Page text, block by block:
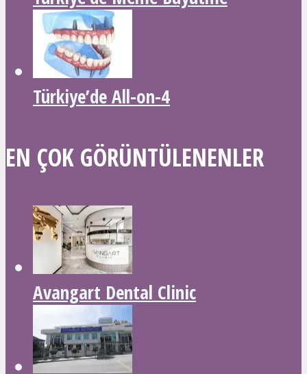
Türkiye’de All-on-4
EN ÇOK GÖRÜNTÜLENENLER
Avangart Dental Clinic